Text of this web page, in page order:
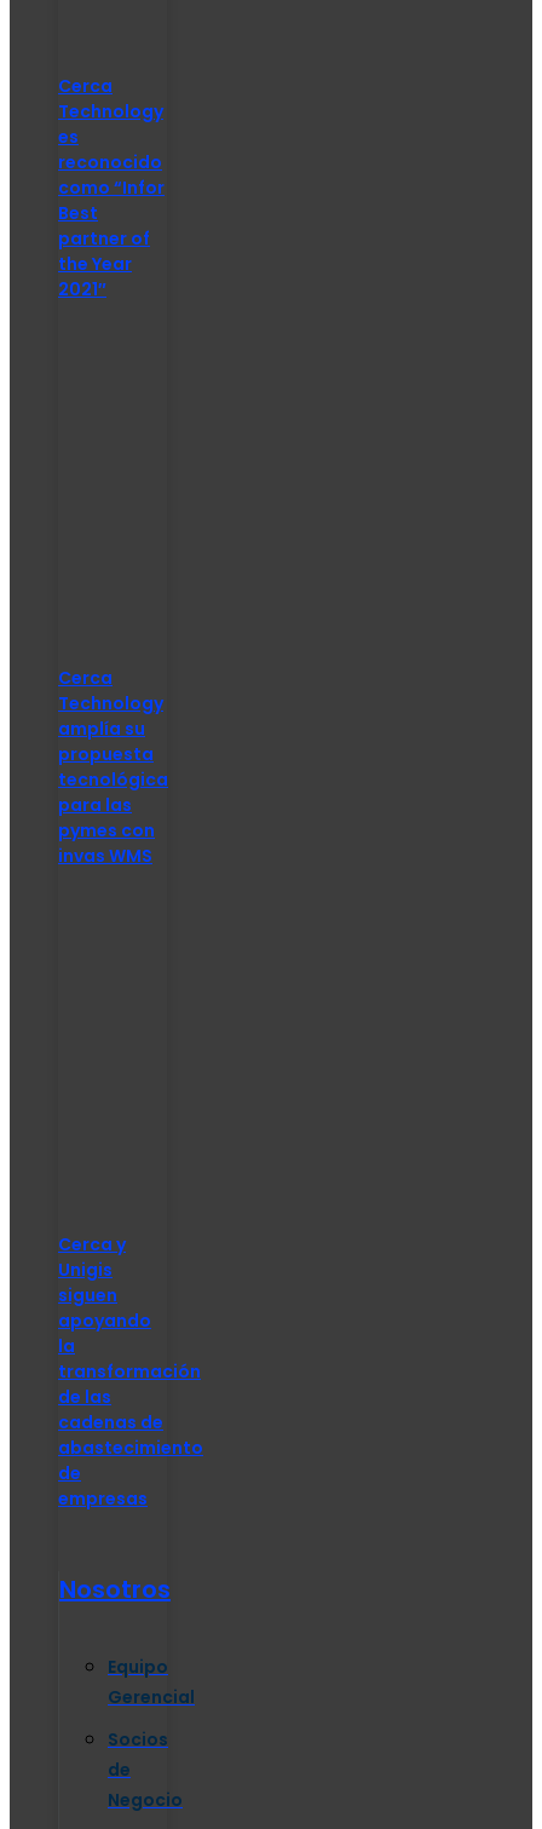
Cerca
Technology
es
reconocido
como “Infor
Best
partner of
the Year
2021″
Cerca
Technology
amplía su
propuesta
tecnológica
para las
pymes con
invas WMS
Cerca y
Unigis
siguen
apoyando
la
transformación
de las
cadenas de
abastecimiento
de
empresas
Nosotros
Equipo
Gerencial
Socios
de
Negocio